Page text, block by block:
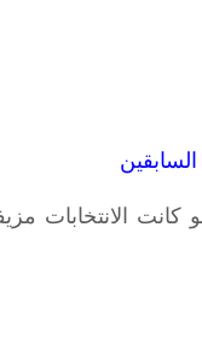
كانت الانتخابات